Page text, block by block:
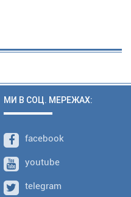
МИ В СОЦ. МЕРЕЖАХ:
facebook
youtube
telegram